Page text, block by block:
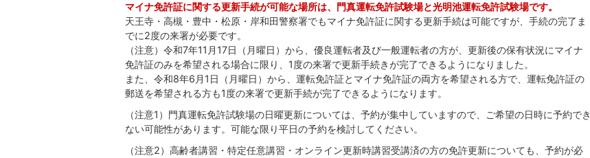
マイナ免許証に関する更新手続が可能な場所は、門真運転免許試験場と光明池運転免許試験場です。
天王寺・高槻・豊中・松原・岸和田警察署でもマイナ免許証に関する更新手続は可能ですが、手続の完了ま
でに2度の来署が必要です。
（注意）令和7年11月17日（月曜日）から、優良運転者及び一般運転者の方が、更新後の保有状況にマイナ
免許証のみを希望される場合に限り、1度の来署で更新手続きが完了できるようになりました。
また、令和8年6月1日（月曜日）から、運転免許証とマイナ免許証の両方を希望される方で、運転免許証の
郵送を希望される方も1度の来署で更新手続が完了できるようになります。
（注意1）門真運転免許試験場の日曜更新については、予約が集中していますので、ご希望の日時に予約でき
ない可能性があります。可能な限り平日の予約を検討してください。
（注意2）高齢者講習・特定任意講習・オンライン更新時講習受講済の方の免許更新についても、予約が必